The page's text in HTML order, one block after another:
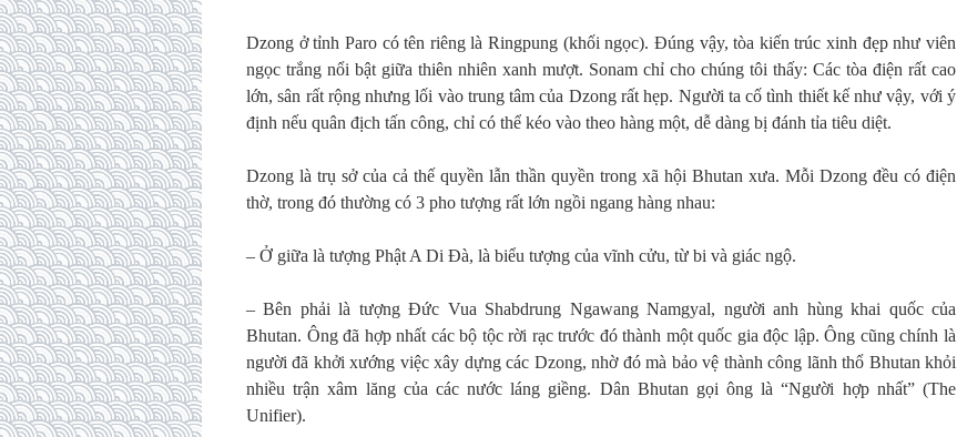
Dzong ở tỉnh Paro có tên riêng là Ringpung (khối ngọc). Đúng vậy, tòa kiến trúc xinh đẹp như viên
ngọc trắng nổi bật giữa thiên nhiên xanh mượt. Sonam chỉ cho chúng tôi thấy: Các tòa điện rất cao
lớn, sân rất rộng nhưng lối vào trung tâm của Dzong rất hẹp. Người ta cố tình thiết kế như vậy, với ý
định nếu quân địch tấn công, chỉ có thể kéo vào theo hàng một, dễ dàng bị đánh tỉa tiêu diệt.
Dzong là trụ sở của cả thế quyền lẫn thần quyền trong xã hội Bhutan xưa. Mỗi Dzong đều có điện
thờ, trong đó thường có 3 pho tượng rất lớn ngồi ngang hàng nhau:
– Ở giữa là tượng Phật A Di Đà, là biểu tượng của vĩnh cửu, từ bi và giác ngộ.
– Bên phải là tượng Đức Vua Shabdrung Ngawang Namgyal, người anh hùng khai quốc của
Bhutan. Ông đã hợp nhất các bộ tộc rời rạc trước đó thành một quốc gia độc lập. Ông cũng chính là
người đã khởi xướng việc xây dựng các Dzong, nhờ đó mà bảo vệ thành công lãnh thổ Bhutan khỏi
nhiều trận xâm lăng của các nước láng giềng. Dân Bhutan gọi ông là “Người hợp nhất” (The
Unifier).